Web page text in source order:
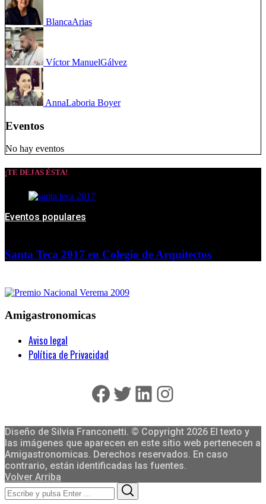
BlancaArias
Víctor ManuelGálvez
AnnaLaboria Boyer
Eventos
No hay eventos
¡TE DEJAS ÉSTA!
Eventos populares
Santa Teca 2017 en Colegio de Arquitectos
Amigastronomicas
Aviso legal
Política de Privacidad
Facebook
Twitter
LinkedIn
Instagram
Diseño de Silvia Franconetti. © Copyright 2026 El texto y
las imágenes que aparecen en este sitio web pertenecen a
Amigastronomicas. Derechos reservados. En caso
contrario, están identificadas las fuentes.
Volver Arriba
Search
for: